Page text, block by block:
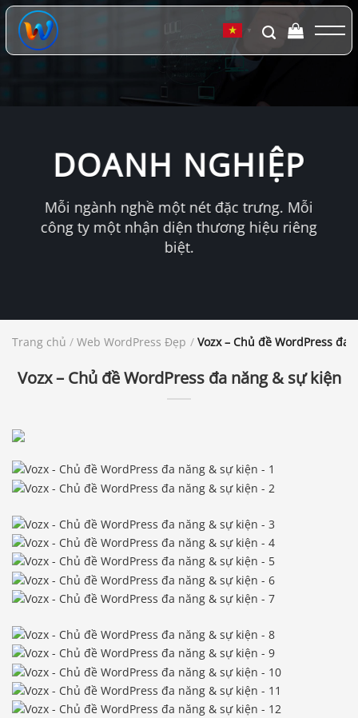
Chuyển
đến
dung
▼
DOANH NGHIỆP
Mỗi ngành nghề một nét đặc trưng. Mỗi
công ty một nhận diện thương hiệu riêng
biệt.
Trang chủ / Web WordPress Đẹp / Vozx – Chủ đề WordPress đa
Vozx – Chủ đề WordPress đa năng & sự kiện